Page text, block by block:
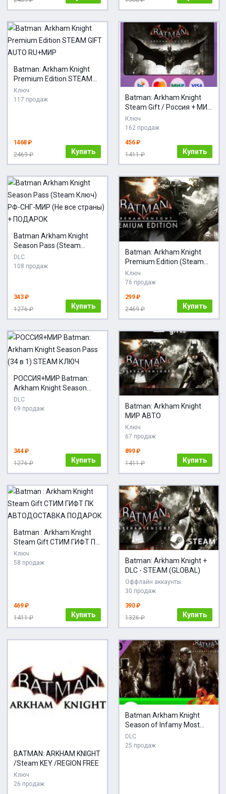
Batman: Arkham Knight
Premium Edition STEAM
GIFT AUTO RU+МИР
Ключ
117 продаж
1468 ₽
2469 ₽
Купить
Batman: Arkham Knight
Steam Gift / Россия + МИР
/ АВТО
Ключ
162 продаж
456 ₽
1411 ₽
Купить
Batman Arkham Knight
Season Pass (Steam
Ключ) РФ-СНГ-МИР (Не
все страны) + ПОДАРОК
DLC
108 продаж
343 ₽
1276 ₽
Купить
Batman: Arkham Knight
Premium Edition (Steam
Ключ / РФ+Global)
Ключ
76 продаж
299 ₽
2469 ₽
Купить
РОССИЯ+МИР Batman:
Arkham Knight Season
Pass (34 в 1) STEAM
КЛЮЧ
DLC
69 продаж
344 ₽
1276 ₽
Купить
Batman: Arkham Knight
МИР АВТО
Ключ
67 продаж
899 ₽
1411 ₽
Купить
Batman : Arkham Knight
Steam Gift СТИМ ГИФТ ПК
АВТОДОСТАВКА
ПОДАРОК
Ключ
58 продаж
469 ₽
1411 ₽
Купить
Batman: Arkham Knight +
DLC - STEAM (GLOBAL)
Оффлайн аккаунты
30 продаж
390 ₽
1326 ₽
Купить
BATMAN: ARKHAM KNIGHT
/Steam KEY /REGION FREE
Ключ
26 продаж
Batman Arkham Knight
Season of Infamy Most
Wanted Ex
DLC
25 продаж